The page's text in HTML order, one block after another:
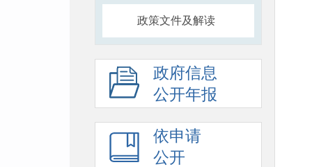
政策文件及解读
政府信息
公开年报
依申请
公开